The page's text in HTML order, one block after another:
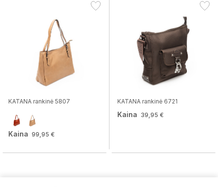
KATANA rankinė 5807
Kaina 99,95 €
KATANA rankinė 6721
Kaina 39,95 €